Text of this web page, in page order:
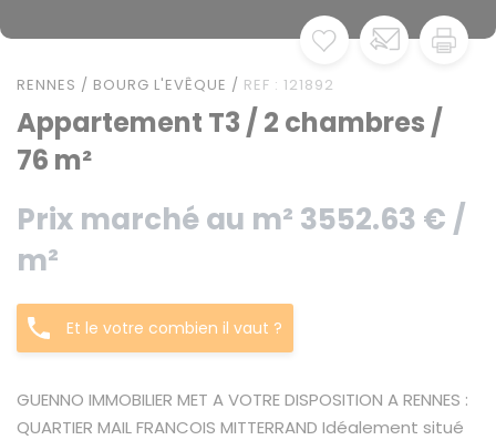
RENNES / BOURG L'EVÊQUE / REF : 121892
Appartement T3 / 2 chambres /
76 m²
Prix marché au m² 3552.63 € /
m²
Et le votre combien il vaut ?
GUENNO IMMOBILIER MET A VOTRE DISPOSITION A RENNES :
QUARTIER MAIL FRANCOIS MITTERRAND Idéalement situé